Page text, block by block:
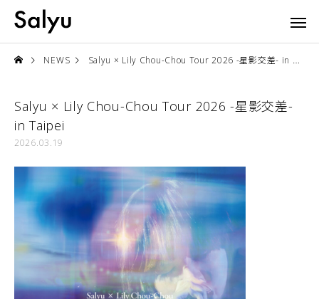
NEWS Salyu × Lily Chou-Chou Tour 2026 -星影交差- in Taipei
Salyu × Lily Chou-Chou Tour 2026 -星影交差-
in Taipei
2026.03.19